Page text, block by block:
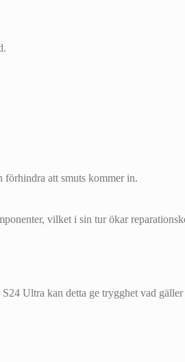
förhindra att smuts kommer in.
vilket i sin tur ökar
Ultra kan detta ge trygghet vad